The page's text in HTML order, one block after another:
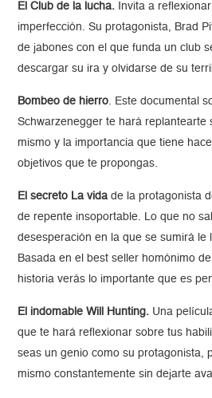
El Club de la lucha.
Invita a
imperfección. Su protagonista, Brad
de jabones con el que funda un club
descargar su ira y olvidarse de su
Bombeo de hierro. Este documental
Schwarzenegger te hará replantearte
mismo y la importancia que tiene
objetivos que te propongas.
El secreto La vida de la protagonista
de repente insoportable. Lo que no
desesperación en la que se sumirá le
Basada en el best seller homónimo
historia verás lo importante que es
El indomable Will Hunting. Una
que te hará reflexionar sobre tus
seas un genio como su protagonista,
mismo constantemente sin dejarte